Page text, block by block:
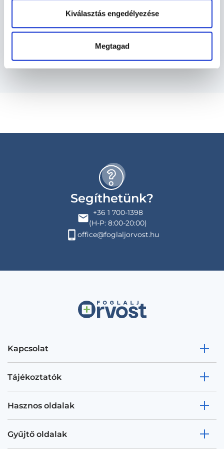
Kiválasztás engedélyezése
Megtagad
Szolgáltatások
Budapesti és vidéki urológus orvosok
Segíthetünk?
+36 1 700-1398
(H-P: 8:00-20:00)
office@foglaljorvost.hu
Kapcsolat
Tájékoztatók
Hasznos oldalak
Gyűjtő oldalak